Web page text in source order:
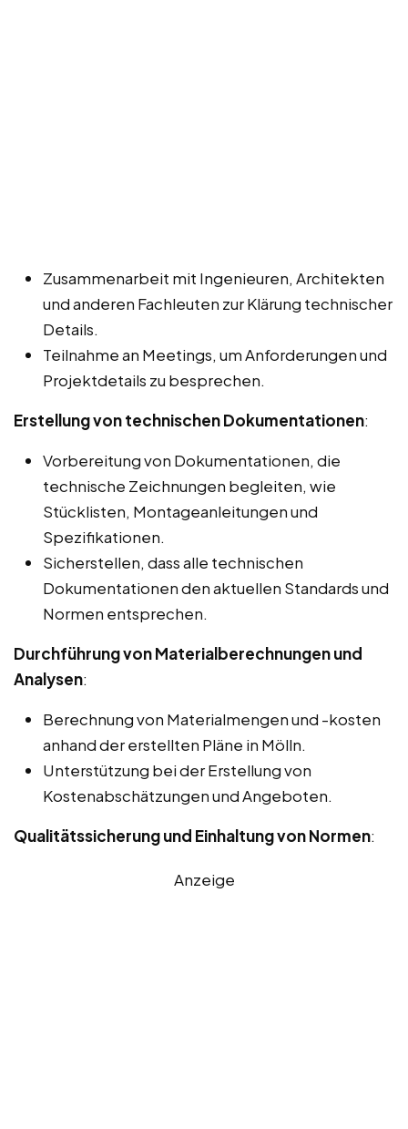
Zusammenarbeit mit Ingenieuren, Architekten
und anderen Fachleuten zur Klärung technischer
Details.
Teilnahme an Meetings, um Anforderungen und
Projektdetails zu besprechen.
Erstellung von technischen Dokumentationen:
Vorbereitung von Dokumentationen, die
technische Zeichnungen begleiten, wie
Stücklisten, Montageanleitungen und
Spezifikationen.
Sicherstellen, dass alle technischen
Dokumentationen den aktuellen Standards und
Normen entsprechen.
Durchführung von Materialberechnungen und
Analysen:
Berechnung von Materialmengen und -kosten
anhand der erstellten Pläne in Mölln.
Unterstützung bei der Erstellung von
Kostenabschätzungen und Angeboten.
Qualitätssicherung und Einhaltung von Normen:
Anzeige